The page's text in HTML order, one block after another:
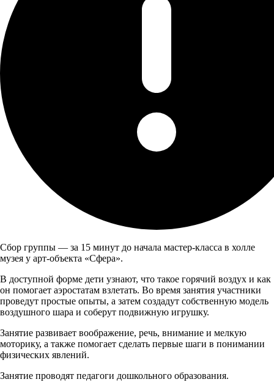
Сбор группы — за 15 минут до начала мастер-класса в холле
музея у арт-объекта «Сфера».
В доступной форме дети узнают, что такое горячий воздух и как
он помогает аэростатам взлетать. Во время занятия участники
проведут простые опыты, а затем создадут собственную модель
воздушного шара и соберут подвижную игрушку.
Занятие развивает воображение, речь, внимание и мелкую
моторику, а также помогает сделать первые шаги в понимании
физических явлений.
Занятие проводят педагоги дошкольного образования.